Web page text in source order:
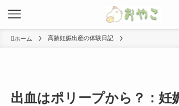
ホーム 高齢妊娠出産の体験日記
出血はポリープから？：妊